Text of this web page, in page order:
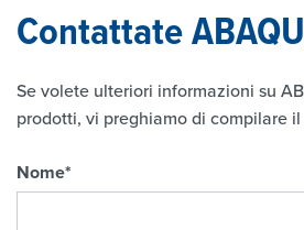
Contattate
Se volete ulteriori informazioni su
prodotti, vi preghiamo di compilare
Nome*